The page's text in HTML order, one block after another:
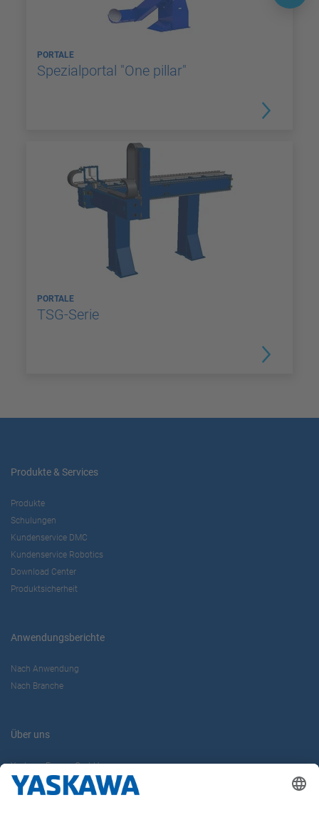
PORTALE
Spezialportal "One pillar"
PORTALE
TSG-Serie
Produkte & Services
Produkte
Schulungen
Kundenservice DMC
Kundenservice Robotics
Download Center
Produktsicherheit
Anwendungsberichte
Nach Anwendung
Nach Branche
Über uns
Yaskawa Europe GmbH
Karriere